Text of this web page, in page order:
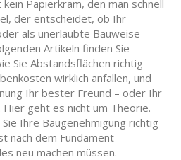
kein Papierkram, den man schnell
der entscheidet, ob Ihr
als unerlaubte Bauweise
Artikeln finden Sie
Sie Abstandsflächen richtig
wirklich anfallen, und
Ihr bester Freund – oder Ihr
Hier geht es nicht um Theorie.
Ihre Baugenehmigung richtig
nach dem Fundament
neu machen müssen.